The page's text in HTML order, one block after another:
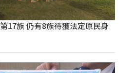
17族 仍有8族待獲法定原民身